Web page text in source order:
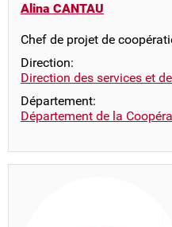
Alina CANTAU
Chef de projet de
Direction:
Direction des services et
Département:
Département de la